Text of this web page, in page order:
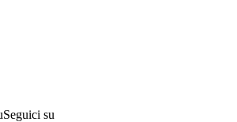
Seguici su